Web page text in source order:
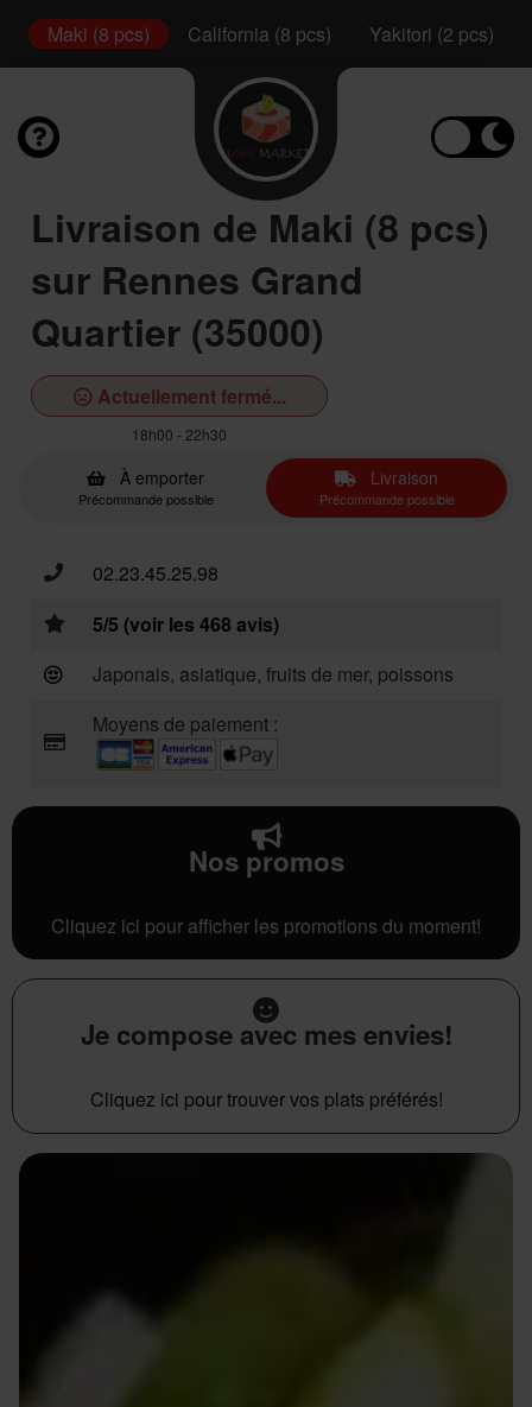
Maki (8 pcs) California (8 pcs) Yakitori (2 pcs)
Livraison de Maki (8 pcs)
sur Rennes Grand
Quartier (35000)
Actuellement fermé...
18h00 - 22h30
À emporter
Précommande possible
Livraison
Précommande possible
02.23.45.25.98
5/5 (voir les 468 avis)
Japonais, asiatique, fruits de mer, poissons
Moyens de paiement :
Nos promos
Cliquez ici pour afficher les promotions du moment!
Je compose avec mes envies!
Cliquez ici pour trouver vos plats préférés!